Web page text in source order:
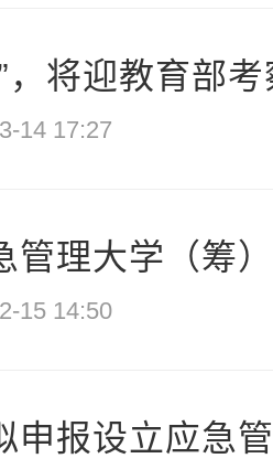
，将迎教育部考
14 17:27
管理大学（筹
15 14:50
申报设立应急